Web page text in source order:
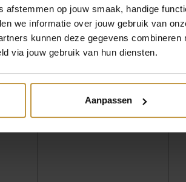
afstemmen op jouw smaak, handige
we informatie over jouw gebruik van
kunnen deze gegevens
via jouw gebruik van hun diensten.
Aanpassen
MEER VAN BOCCIA
€149,00
BOCCIA 08065-03
COLLIER TITANIUM
GOUDKLEURIG